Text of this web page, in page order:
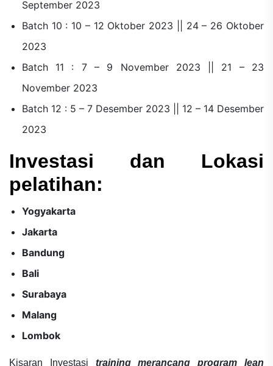
September 2023
Batch 10 : 10 – 12 Oktober 2023 || 24 – 26 Oktober
2023
Batch 11 : 7 – 9 November 2023 || 21 – 23
November 2023
Batch 12 : 5 – 7 Desember 2023 || 12 – 14 Desember
2023
Investasi dan Lokasi
pelatihan:
Yogyakarta
Jakarta
Bandung
Bali
Surabaya
Malang
Lombok
Kisaran Investasi training merancang program lean